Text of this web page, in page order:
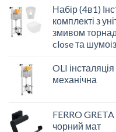
Набір (4в1)
комплекті з
змивом
close та
OLI
механічна
FERRO
чорний мат